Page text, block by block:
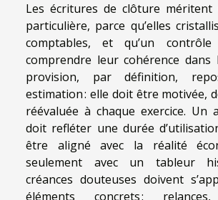
Les écritures de clôture
particulière, parce qu’elles
comptables, et qu’un
comprendre leur cohérence dans
provision, par définition,
estimation : elle doit être motivée,
réévaluée à chaque exercice. Un
doit refléter une durée
être aligné avec la réalité
seulement avec un tableur
créances douteuses doivent
éléments concrets : relances,